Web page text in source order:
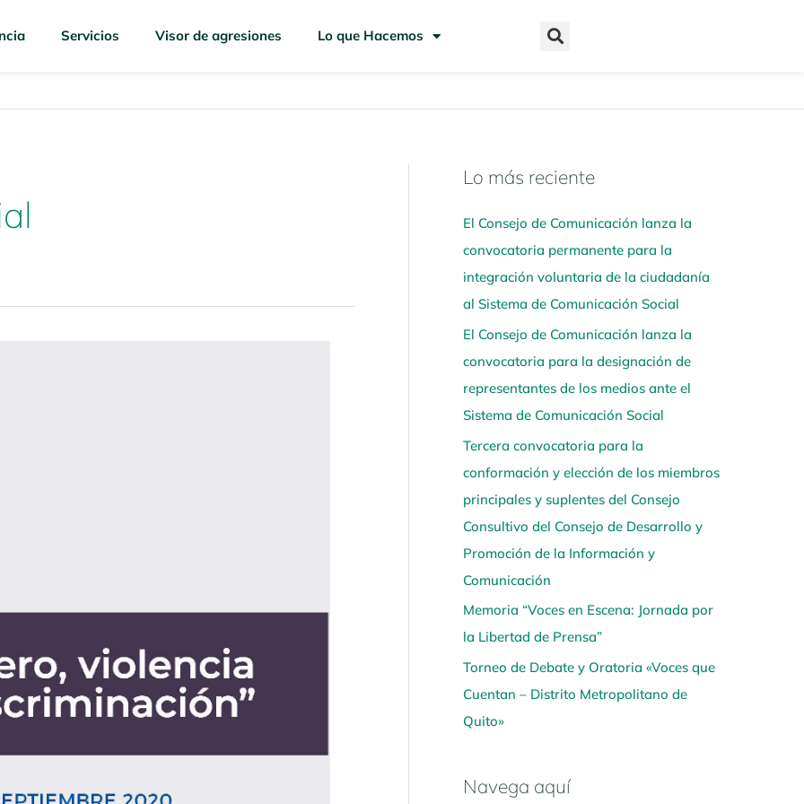
Servicios Visor de agresiones Lo que Hacemos
Lo más reciente
El Consejo de Comunicación lanza la
convocatoria permanente para la
integración voluntaria de la ciudadanía
al Sistema de Comunicación Social
El Consejo de Comunicación lanza la
convocatoria para la designación de
representantes de los medios ante el
Sistema de Comunicación Social
Tercera convocatoria para la
conformación y elección de los miembros
principales y suplentes del Consejo
Consultivo del Consejo de Desarrollo y
Promoción de la Información y
Comunicación
Memoria “Voces en Escena: Jornada por
la Libertad de Prensa”
Torneo de Debate y Oratoria «Voces que
Cuentan – Distrito Metropolitano de
Quito»
Navega aquí
N
v
e
g
a
a
q
u
í